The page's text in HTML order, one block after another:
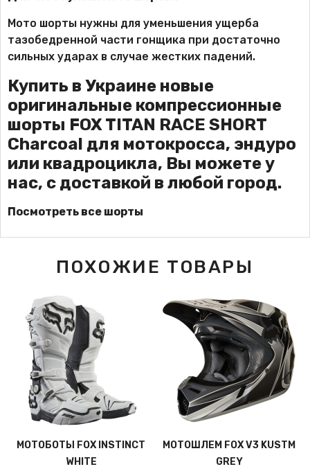
Мото шорты нужны для уменьшения ущерба
тазобедренной части гонщика при достаточно
сильных ударах в случае жестких падений.
Купить в Украине новые
оригинальные компрессионные
шорты FOXTITAN RACE SHORT
Charcoal для мотокросса, эндуро
или квадроцикла, Вы можете у
нас, с доставкой в любой город.
Посмотреть все шорты
ПОХОЖИЕ ТОВАРЫ
МОТОБОТЫ FOX INSTINCT
WHITE
МОТОШЛЕМ FOX V3 KUSTM
GREY